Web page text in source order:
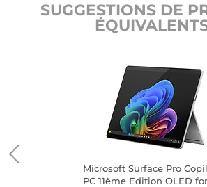
SUGGESTIONS DE
Microsoft Surface Pro
PC 11ème Edition OLED for